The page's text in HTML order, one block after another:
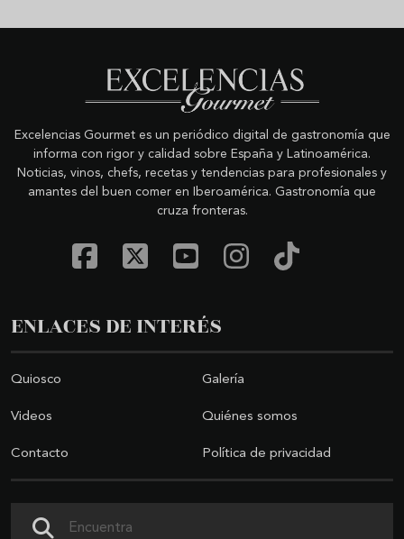
Excelencias Gourmet es un periódico digital de gastronomía que
informa con rigor y calidad sobre España y Latinoamérica.
Noticias, vinos, chefs, recetas y tendencias para profesionales y
amantes del buen comer en Iberoamérica. Gastronomía que
cruza fronteras.
ENLACES DE INTERÉS
Quiosco Galería
Videos Quiénes somos
Contacto Política de privacidad